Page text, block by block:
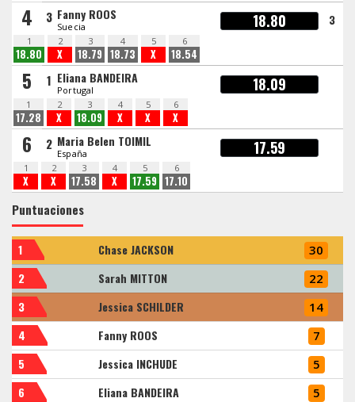
4 3 Fanny ROOS
Suecia 18.80 3
1
18.80
2
X
3
18.79
4
18.73
5
X
6
18.54
5 1 Eliana BANDEIRA
Portugal 18.09
1
17.28
2
X
3
18.09
4
X
5
X
6
X
6 2 Maria Belen TOIMIL
España 17.59
1
X
2
X
3
17.58
4
X
5
17.59
6
17.10
Puntuaciones
1 Chase JACKSON 30
2 Sarah MITTON 22
3 Jessica SCHILDER 14
4 Fanny ROOS 7
5 Jessica INCHUDE 5
6 Eliana BANDEIRA 5